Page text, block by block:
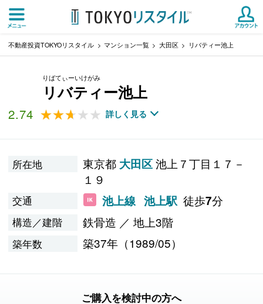
不動産投資TOKYOリスタイル マンション一覧 大田区 リバティー池上
りばてぃーいけがみ
リバティー池上
2.74 ★★★★★
★★★★★ 詳しく見る
所在地 東京都 大田区池上７丁目１７－
１９
交通 池上線 池上駅 徒歩7分
構造／建階 鉄骨造 ／ 地上3階
築年数 築37年（1989/05）
ご購入を検討中の方へ